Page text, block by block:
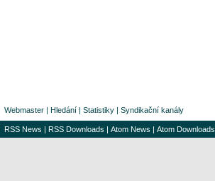
Webmaster | Hledání | Statistiky | Syndikační kanály
RSS News | RSS Downloads | Atom News | Atom Downloads